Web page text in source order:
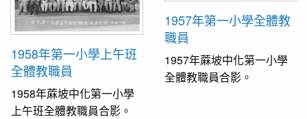
1958年第一小學上午班
全體教職員
1958年蔴坡中化第一小學
上午班全體教職員合影。
1957年第一小學全體教
職員
1957年蔴坡中化第一小學
全體教職員合影。